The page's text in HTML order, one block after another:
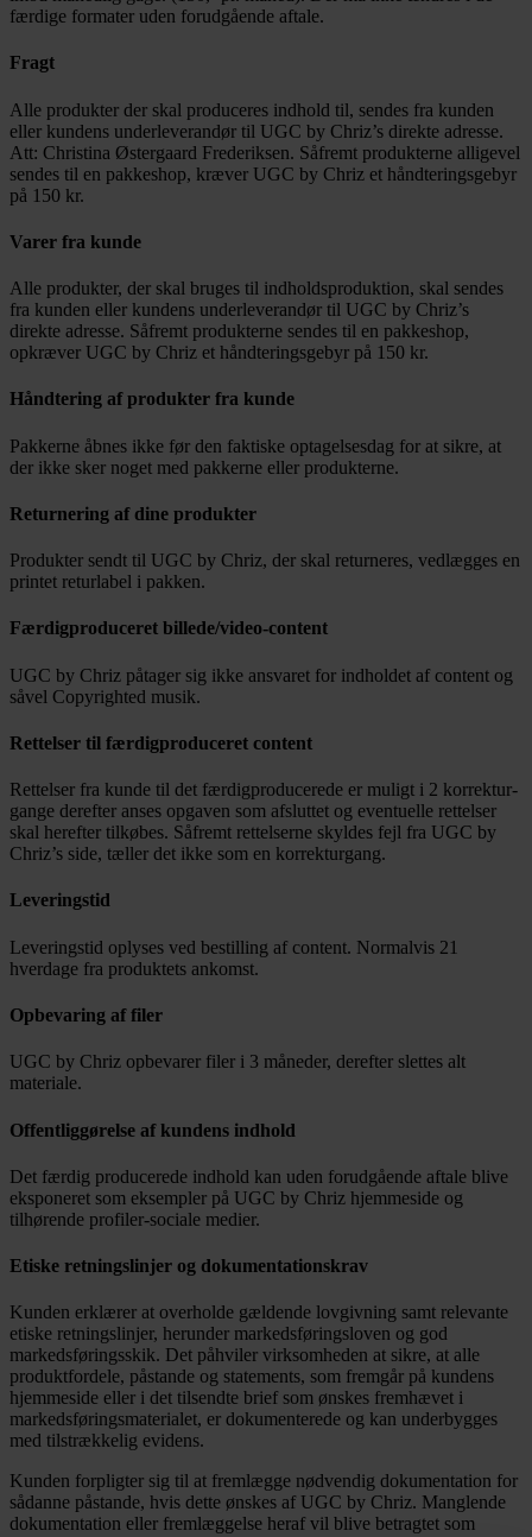
færdige formater uden forudgående aftale.
Fragt
Alle produkter der skal produceres indhold til, sendes fra kunden
eller kundens underleverandør til UGC by Chriz’s direkte adresse.
Att: Christina Østergaard Frederiksen. Såfremt produkterne alligevel
sendes til en pakkeshop, kræver UGC by Chriz et håndteringsgebyr
på 150 kr.
Varer fra kunde
Alle produkter, der skal bruges til indholdsproduktion, skal sendes
fra kunden eller kundens underleverandør til UGC by Chriz’s
direkte adresse. Såfremt produkterne sendes til en pakkeshop,
opkræver UGC by Chriz et håndteringsgebyr på 150 kr.
Håndtering af produkter fra kunde
Pakkerne åbnes ikke før den faktiske optagelsesdag for at sikre, at
der ikke sker noget med pakkerne eller produkterne.
Returnering af dine produkter
Produkter sendt til UGC by Chriz, der skal returneres, vedlægges en
printet returlabel i pakken.
Færdigproduceret billede/video-content
UGC by Chriz påtager sig ikke ansvaret for indholdet af content og
såvel Copyrighted musik.
Rettelser til færdigproduceret content
Rettelser fra kunde til det færdigproducerede er muligt i 2 korrektur-
gange derefter anses opgaven som afsluttet og eventuelle rettelser
skal herefter tilkøbes. Såfremt rettelserne skyldes fejl fra UGC by
Chriz’s side, tæller det ikke som en korrekturgang.
Leveringstid
Leveringstid oplyses ved bestilling af content. Normalvis 21
hverdage fra produktets ankomst.
Opbevaring af filer
UGC by Chriz opbevarer filer i 3 måneder, derefter slettes alt
materiale.
Offentliggørelse af kundens indhold
Det færdig producerede indhold kan uden forudgående aftale blive
eksponeret som eksempler på UGC by Chriz hjemmeside og
tilhørende profiler-sociale medier.
Etiske retningslinjer og dokumentationskrav
Kunden erklærer at overholde gældende lovgivning samt relevante
etiske retningslinjer, herunder markedsføringsloven og god
markedsføringsskik. Det påhviler virksomheden at sikre, at alle
produktfordele, påstande og statements, som fremgår på kundens
hjemmeside eller i det tilsendte brief som ønskes fremhævet i
markedsføringsmaterialet, er dokumenterede og kan underbygges
med tilstrækkelig evidens.
Kunden forpligter sig til at fremlægge nødvendig dokumentation for
sådanne påstande, hvis dette ønskes af UGC by Chriz. Manglende
dokumentation eller fremlæggelse heraf vil blive betragtet som